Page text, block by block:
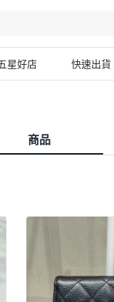
星好店 快速出貨
商品